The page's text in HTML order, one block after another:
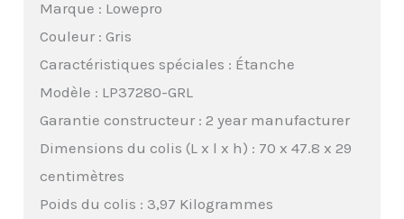
Marque : Lowepro
Couleur : Gris
Caractéristiques spéciales : Étanche
Modèle : LP37280-GRL
Garantie constructeur : 2 year manufacturer
Dimensions du colis (L x l x h) : 70 x 47.8 x 29
centimètres
Poids du colis : 3,97 Kilogrammes